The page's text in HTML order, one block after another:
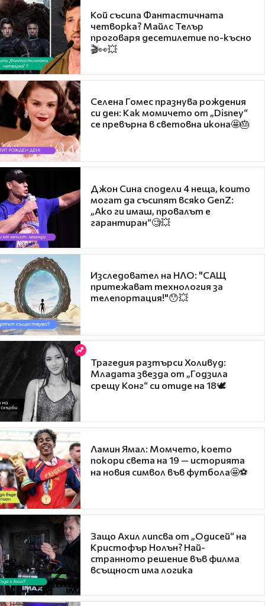
Кой съсипа Фантастичната
четворка? Майлс Телър
проговаря десетилетие по-късно
🎬👀💥
Селена Гомес празнува рождения
си ден: Как момичето от „Disney“
се превърна в световна икона🤩🎂
Джон Сина сподели 4 неща, които
могат да съсипят всяко GenZ:
„Ако ги имаш, провалът е
гарантиран“🧐💥
Изследовател на НЛО: "САЩ
притежават технология за
телепортация!"😯💥
Трагедия разтърси Холивуд:
Младата звезда от „Годзила
срещу Конг“ си отиде на 18🕊️
Ламин Ямал: Момчето, което
покори света на 19 — историята
на новия символ във футбола🤩⚽
Защо Ахил липсва от „Одисей“ на
Кристофър Нолън? Най-
странното решение във филма
всъщност има логика